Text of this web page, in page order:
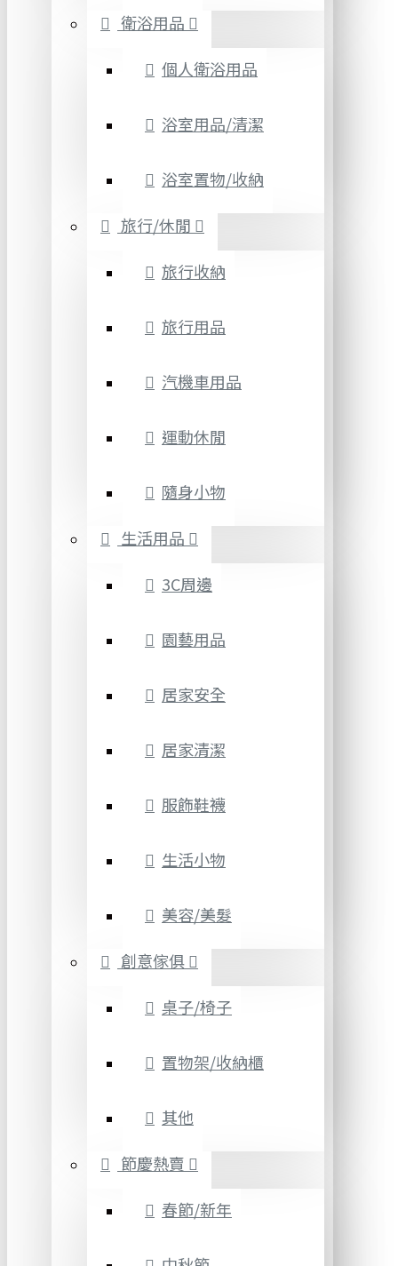
衛浴用品
個人衛浴用品
浴室用品/清潔
浴室置物/收納
旅行/休閒
旅行收納
旅行用品
汽機車用品
運動休閒
隨身小物
生活用品
3C周邊
園藝用品
居家安全
居家清潔
服飾鞋襪
生活小物
美容/美髮
創意傢俱
桌子/椅子
置物架/收納櫃
其他
節慶熱賣
春節/新年